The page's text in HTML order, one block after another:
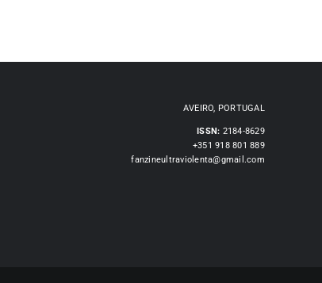
AVEIRO, PORTUGAL
ISSN: 2184-8629
+351 918 801 889
fanzineultraviolenta@gmail.com